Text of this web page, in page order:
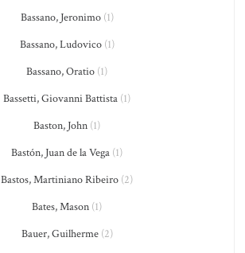
Bassano, Jeronimo(1)
Bassano, Ludovico(1)
Bassano, Oratio (1)
Bassetti, Giovanni Battista (1)
Baston, John (1)
Bastón, Juan de la Vega (1)
Bastos, Martiniano Ribeiro (2)
Bates, Mason (1)
Bauer, Guilherme(2)